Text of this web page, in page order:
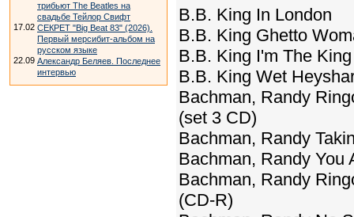
трибьют The Beatles на
свадьбе Тейлор Свифт
17.02 СЕКРЕТ "Big Beat 83" (2026).
Первый мерсибит-альбом на
русском языке
22.09 Александр Беляев. Последнее
интервью
B.B. King In London
B.B. King Ghetto
B.B. King I'm The
B.B. King Wet
Bachman, Randy
(set 3 CD)
Bachman, Randy
Bachman, Randy You
Bachman, Randy
(CD-R)